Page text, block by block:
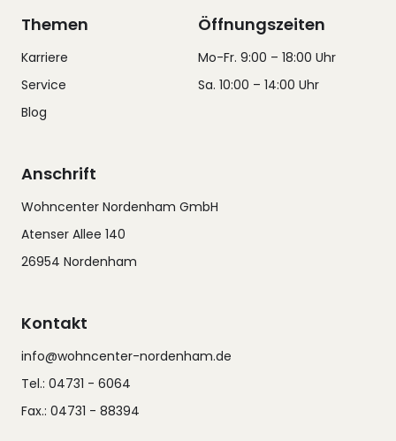
Themen
Karriere
Service
Blog
Öffnungszeiten
Mo-Fr. 9:00 – 18:00 Uhr
Sa. 10:00 – 14:00 Uhr
Anschrift
Wohncenter Nordenham GmbH
Atenser Allee 140
26954 Nordenham
Kontakt
info@wohncenter-nordenham.de
Tel.: 04731 - 6064
Fax.: 04731 - 88394